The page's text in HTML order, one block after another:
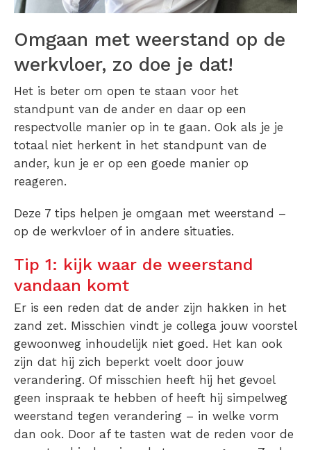
Omgaan met weerstand op de
werkvloer, zo doe je dat!
Het is beter om open te staan voor het
standpunt van de ander en daar op een
respectvolle manier op in te gaan. Ook als je je
totaal niet herkent in het standpunt van de
ander, kun je er op een goede manier op
reageren.
Deze 7 tips helpen je omgaan met weerstand –
op de werkvloer of in andere situaties.
Tip 1: kijk waar de weerstand
vandaan komt
Er is een reden dat de ander zijn hakken in het
zand zet. Misschien vindt je collega jouw voorstel
gewoonweg inhoudelijk niet goed. Het kan ook
zijn dat hij zich beperkt voelt door jouw
verandering. Of misschien heeft hij het gevoel
geen inspraak te hebben of heeft hij simpelweg
weerstand tegen verandering – in welke vorm
dan ook. Door af te tasten wat de reden voor de